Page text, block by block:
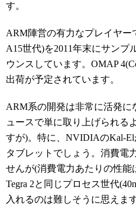
す。
ARM陣営の有力なプレイヤー
A15世代)を2011年末にサンプ
ウンスしています。OMAP
出荷が予定されています。
ARM系の開発は非常に活発に
ュースで単に取り上げられる
すが)。特に、NVIDIAのKal-
タブレットでしょう。消費電
せんが(消費電力あたりの性能
Tegra 2と同じプロセス世代
入れるのは難しそうに思えます